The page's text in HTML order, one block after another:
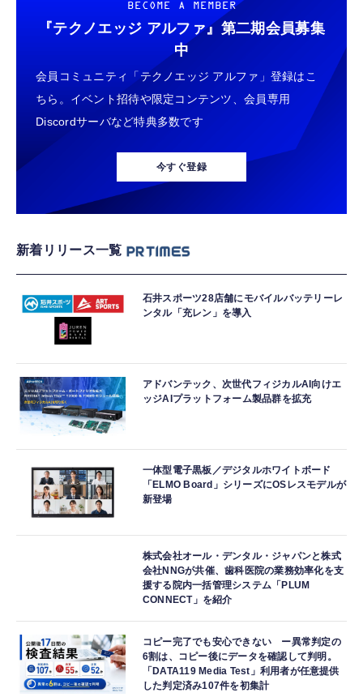
BECOME A MEMBER
『テクノエッジ アルファ』 第二期会員募集
中
会員コミュニティ「テクノエッジ アルファ」登録はこ
ちら。イベント招待や限定コンテンツ、会員専用
Discordサーバなど特典多数です
今すぐ登録
新着リリース一覧
石井スポーツ28店舗にモバイルバッテリーレ
ンタル「充レン」を導入
アドバンテック、次世代フィジカルAI向けエ
ッジAIプラットフォーム製品群を拡充
一体型電子黒板／デジタルホワイトボード
「ELMO Board」シリーズにOSレスモデルが
新登場
株式会社オール・デンタル・ジャパンと株式
会社NNGが共催、歯科医院の業務効率化を支
援する院内一括管理システム「PLUM
CONNECT」を紹介
コピー完了でも安心できない ー異常判定の
6割は、コピー後にデータを確認して判明。
「DATA119 Media Test」利用者が任意提供
した判定済み107件を初集計